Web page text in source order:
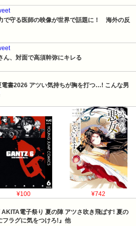
で守る医師の映像が世界で話題に！　海外の反
ん、対面で高須幹弥にキレる
書2026 アツい気持ちが胸を打つ…! こんな男
¥100 ¥742
電子祭り 夏の陣 アツさ吹き飛ばす! 夏の
フラグに気をつけろ!』他